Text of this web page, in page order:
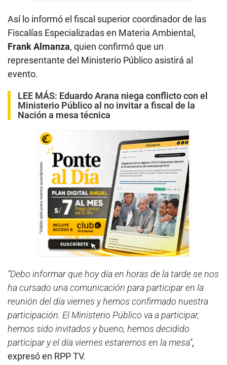
Así lo informó el fiscal superior coordinador de las
Fiscalías Especializadas en Materia Ambiental,
Frank Almanza, quien confirmó que un
representante del Ministerio Público asistirá al
evento.
LEE MÁS: Eduardo Arana niega conflicto con el
Ministerio Público al no invitar a fiscal de la
Nación a mesa técnica
“Debo informar que hoy día en horas de la tarde se nos
ha cursado una comunicación para participar en la
reunión del día viernes y hemos confirmado nuestra
participación. El Ministerio Público va a participar,
hemos sido invitados y bueno, hemos decidido
participar y el día viernes estaremos en la mesa”,
expresó en RPP TV.